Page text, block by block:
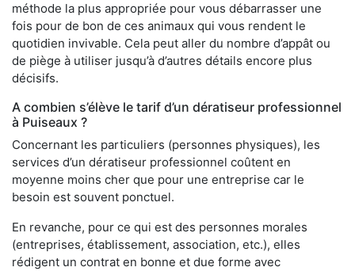
méthode la plus appropriée pour vous débarrasser une
fois pour de bon de ces animaux qui vous rendent le
quotidien invivable. Cela peut aller du nombre d’appât ou
de piège à utiliser jusqu’à d’autres détails encore plus
décisifs.
A combien s’élève le tarif d’un dératiseur professionnel
à Puiseaux ?
Concernant les particuliers (personnes physiques), les
services d’un dératiseur professionnel coûtent en
moyenne moins cher que pour une entreprise car le
besoin est souvent ponctuel.
En revanche, pour ce qui est des personnes morales
(entreprises, établissement, association, etc.), elles
rédigent un contrat en bonne et due forme avec